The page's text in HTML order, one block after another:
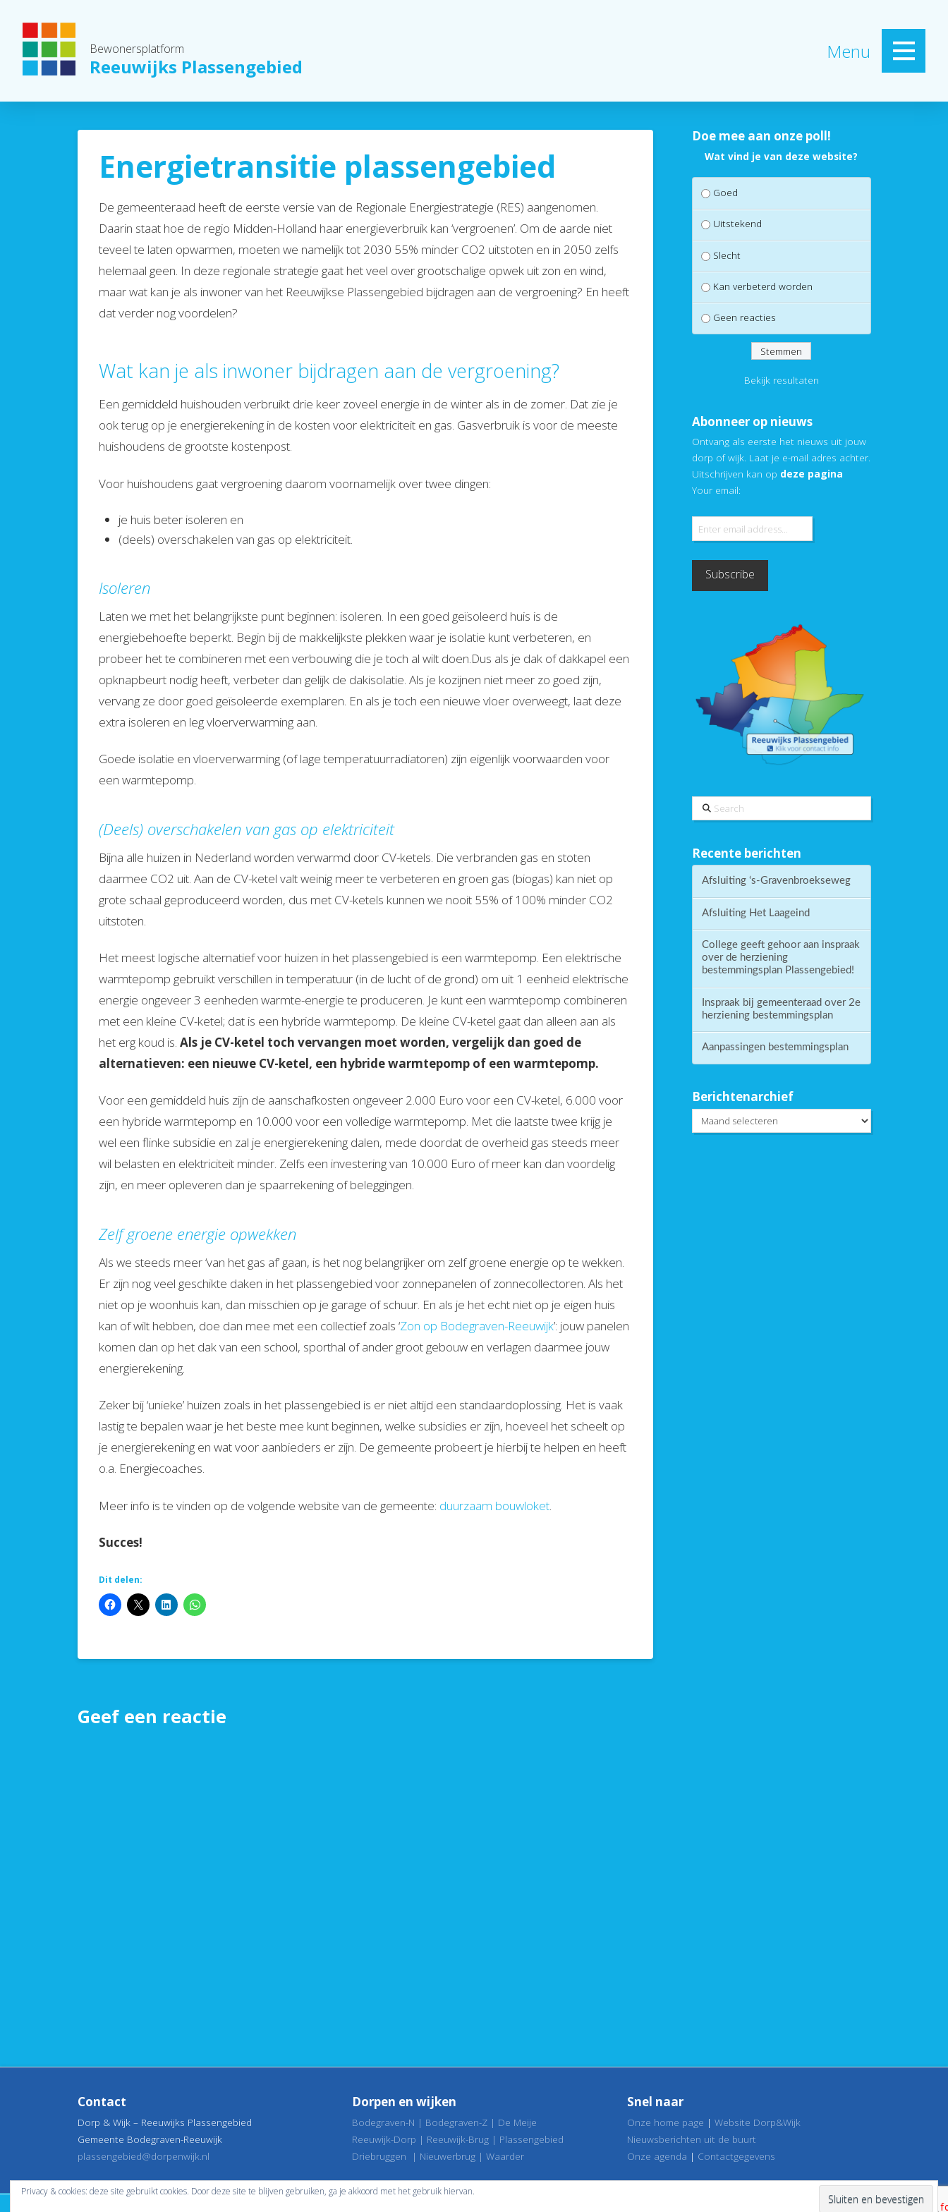
Bewonersplatform
Reeuwijks Plassengebied
Menu
Energietransitie plassengebied
De gemeenteraad heeft de eerste versie van de Regionale Energiestrategie (RES) aangenomen.
Daarin staat hoe de regio Midden-Holland haar energieverbruik kan ‘vergroenen’. Om de aarde niet
teveel te laten opwarmen, moeten we namelijk tot 2030 55% minder CO2 uitstoten en in 2050 zelfs
helemaal geen. In deze regionale strategie gaat het veel over grootschalige opwek uit zon en wind,
maar wat kan je als inwoner van het Reeuwijkse Plassengebied bijdragen aan de vergroening? En heeft
dat verder nog voordelen?
Wat kan je als inwoner bijdragen aan de vergroening?
Een gemiddeld huishouden verbruikt drie keer zoveel energie in de winter als in de zomer. Dat zie je
ook terug op je energierekening in de kosten voor elektriciteit en gas. Gasverbruik is voor de meeste
huishoudens de grootste kostenpost.
Voor huishoudens gaat vergroening daarom voornamelijk over twee dingen:
je huis beter isoleren en
(deels) overschakelen van gas op elektriciteit.
Isoleren
Laten we met het belangrijkste punt beginnen: isoleren. In een goed geïsoleerd huis is de
energiebehoefte beperkt. Begin bij de makkelijkste plekken waar je isolatie kunt verbeteren, en
probeer het te combineren met een verbouwing die je toch al wilt doen.Dus als je dak of dakkapel een
opknapbeurt nodig heeft, verbeter dan gelijk de dakisolatie. Als je kozijnen niet meer zo goed zijn,
vervang ze door goed geïsoleerde exemplaren. En als je toch een nieuwe vloer overweegt, laat deze
extra isoleren en leg vloerverwarming aan.
Goede isolatie en vloerverwarming (of lage temperatuurradiatoren) zijn eigenlijk voorwaarden voor
een warmtepomp.
(Deels) overschakelen van gas op elektriciteit
Bijna alle huizen in Nederland worden verwarmd door CV-ketels. Die verbranden gas en stoten
daarmee CO2 uit. Aan de CV-ketel valt weinig meer te verbeteren en groen gas (biogas) kan niet op
grote schaal geproduceerd worden, dus met CV-ketels kunnen we nooit 55% of 100% minder CO2
uitstoten.
Het meest logische alternatief voor huizen in het plassengebied is een warmtepomp. Een elektrische
warmtepomp gebruikt verschillen in temperatuur (in de lucht of de grond) om uit 1 eenheid elektrische
energie ongeveer 3 eenheden warmte-energie te produceren. Je kunt een warmtepomp combineren
met een kleine CV-ketel; dat is een hybride warmtepomp. De kleine CV-ketel gaat dan alleen aan als
het erg koud is. Als je CV-ketel toch vervangen moet worden, vergelijk dan goed de
alternatieven: een nieuwe CV-ketel, een hybride warmtepomp of een warmtepomp.
Voor een gemiddeld huis zijn de aanschafkosten ongeveer 2.000 Euro voor een CV-ketel, 6.000 voor
een hybride warmtepomp en 10.000 voor een volledige warmtepomp. Met die laatste twee krijg je
wel een flinke subsidie en zal je energierekening dalen, mede doordat de overheid gas steeds meer
wil belasten en elektriciteit minder. Zelfs een investering van 10.000 Euro of meer kan dan voordelig
zijn, en meer opleveren dan je spaarrekening of beleggingen.
Zelf groene energie opwekken
Als we steeds meer ‘van het gas af’ gaan, is het nog belangrijker om zelf groene energie op te wekken.
Er zijn nog veel geschikte daken in het plassengebied voor zonnepanelen of zonnecollectoren. Als het
niet op je woonhuis kan, dan misschien op je garage of schuur. En als je het echt niet op je eigen huis
kan of wilt hebben, doe dan mee met een collectief zoals ‘Zon op Bodegraven-Reeuwijk’: jouw panelen
komen dan op het dak van een school, sporthal of ander groot gebouw en verlagen daarmee jouw
energierekening.
Zeker bij ‘unieke’ huizen zoals in het plassengebied is er niet altijd een standaardoplossing. Het is vaak
lastig te bepalen waar je het beste mee kunt beginnen, welke subsidies er zijn, hoeveel het scheelt op
je energierekening en wat voor aanbieders er zijn. De gemeente probeert je hierbij te helpen en heeft
o.a. Energiecoaches.
Meer info is te vinden op de volgende website van de gemeente: duurzaam bouwloket.
Succes!
Dit delen:
Geef een reactie
Doe mee aan onze poll!
Wat vind je van deze website?
Goed
Uitstekend
Slecht
Kan verbeterd worden
Geen reacties
Bekijk resultaten
Abonneer op nieuws
Ontvang als eerste het nieuws uit jouw
dorp of wijk. Laat je e-mail adres achter.
Uitschrijven kan op deze pagina
Your email:
Search
Recente berichten
Afsluiting ‘s-Gravenbroekseweg
Afsluiting Het Laageind
College geeft gehoor aan inspraak
over de herziening
bestemmingsplan Plassengebied!
Inspraak bij gemeenteraad over 2e
herziening bestemmingsplan
Aanpassingen bestemmingsplan
Berichtenarchief
Berichtenarchief
Contact
Dorp & Wijk – Reeuwijks Plassengebied
Gemeente Bodegraven-Reeuwijk
plassengebied@dorpenwijk.nl
Dorpen en wijken
Bodegraven-N | Bodegraven-Z | De Meije
Reeuwijk-Dorp | Reeuwijk-Brug | Plassengebied
Driebruggen | Nieuwerbrug |Waarder
Snel naar
Onze home page |Website Dorp&Wijk
Nieuwsberichten uit de buurt
Onze agenda | Contactgegevens
Privacy & cookies: deze site gebruikt cookies. Door deze site te blijven gebruiken, ga je akkoord met het gebruik hiervan.